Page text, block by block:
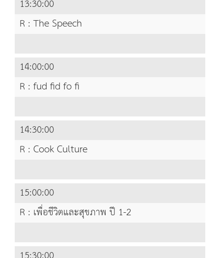
13:30:00
R : The Speech
14:00:00
R : fud fid fo fi
14:30:00
R : Cook Culture
15:00:00
R : เพื่อชีวิตและสุขภาพ ปี 1-2